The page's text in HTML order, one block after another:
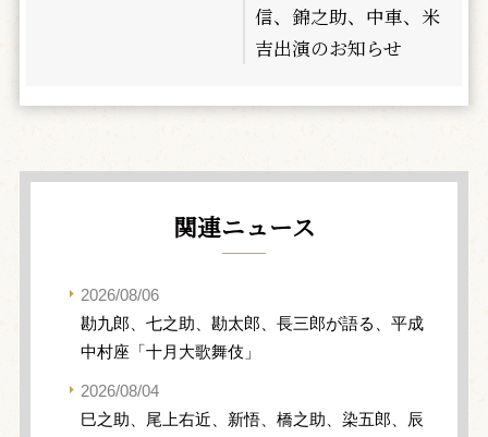
信、錦之助、中車、米
吉出演のお知らせ
関連ニュース
2026/08/06
勘九郎、七之助、勘太郎、長三郎が語る、平成
中村座「十月大歌舞伎」
2026/08/04
巳之助、尾上右近、新悟、橋之助、染五郎、辰